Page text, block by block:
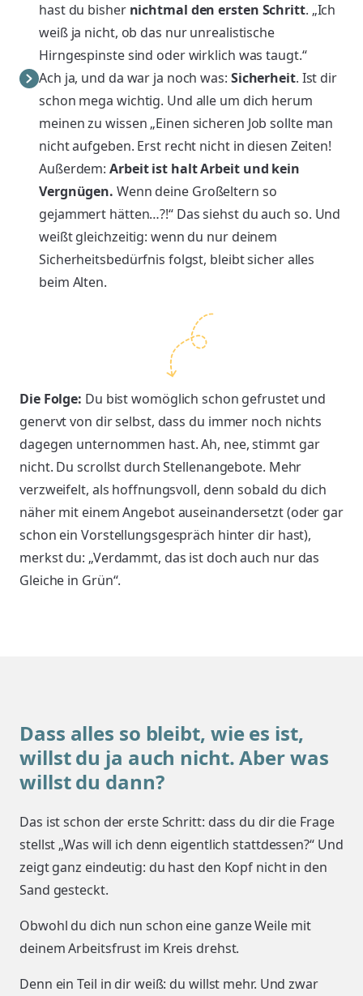
hast du bisher nichtmal den ersten Schritt. „Ich
weiß ja nicht, ob das nur unrealistische
Hirngespinste sind oder wirklich was taugt.“
Ach ja, und da war ja noch was: Sicherheit. Ist dir
schon mega wichtig. Und alle um dich herum
meinen zu wissen „Einen sicheren Job sollte man
nicht aufgeben. Erst recht nicht in diesen Zeiten!
Außerdem:Arbeit ist halt Arbeit und kein
Vergnügen. Wenn deine Großeltern so
gejammert hätten…?!“ Das siehst du auch so. Und
weißt gleichzeitig: wenn du nur deinem
Sicherheitsbedürfnis folgst, bleibt sicher alles
beim Alten.
Die Folge: Du bist womöglich schon gefrustet und
genervt von dir selbst, dass du immer noch nichts
dagegen unternommen hast. Ah, nee, stimmt gar
nicht. Du scrollst durch Stellenangebote. Mehr
verzweifelt, als hoffnungsvoll, denn sobald du dich
näher mit einem Angebot auseinandersetzt (oder gar
schon ein Vorstellungsgespräch hinter dir hast),
merkst du: „Verdammt, das ist doch auch nur das
Gleiche in Grün“.
Dass alles so bleibt, wie es ist,
willst du ja auch nicht. Aber was
willst du dann?
Das ist schon der erste Schritt: dass du dir die Frage
stellst „Was will ich denn eigentlich stattdessen?“ Und
zeigt ganz eindeutig: du hast den Kopf nicht in den
Sand gesteckt.
Obwohl du dich nun schon eine ganze Weile mit
deinem Arbeitsfrust im Kreis drehst.
Denn ein Teil in dir weiß: du willst mehr. Und zwar